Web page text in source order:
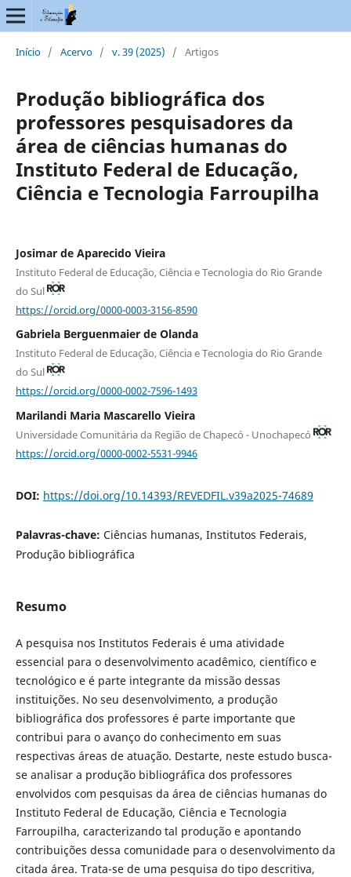
Início / Acervo / v. 39 (2025) / Artigos
Produção bibliográfica dos
professores pesquisadores da
área de ciências humanas do
Instituto Federal de Educação,
Ciência e Tecnologia Farroupilha
Josimar de Aparecido Vieira
Instituto Federal de Educação, Ciência e Tecnologia do Rio Grande
do Sul
https://orcid.org/0000-0003-3156-8590
Gabriela Berguenmaier de Olanda
Instituto Federal de Educação, Ciência e Tecnologia do Rio Grande
do Sul
https://orcid.org/0000-0002-7596-1493
Marilandi Maria Mascarello Vieira
Universidade Comunitária da Região de Chapecó - Unochapecó
https://orcid.org/0000-0002-5531-9946
DOI: https://doi.org/10.14393/REVEDFIL.v39a2025-74689
Palavras-chave: Ciências humanas, Institutos Federais,
Produção bibliográfica
Resumo
A pesquisa nos Institutos Federais é uma atividade
essencial para o desenvolvimento acadêmico, científico e
tecnológico e é parte integrante da missão dessas
instituições. No seu desenvolvimento, a produção
bibliográfica dos professores é parte importante que
contribui para o avanço do conhecimento em suas
respectivas áreas de atuação. Destarte, neste estudo busca-
se analisar a produção bibliográfica dos professores
envolvidos com pesquisas da área de ciências humanas do
Instituto Federal de Educação, Ciência e Tecnologia
Farroupilha, caracterizando tal produção e apontando
contribuições dessa comunidade para o desenvolvimento da
citada área. Trata-se de uma pesquisa do tipo descritiva,